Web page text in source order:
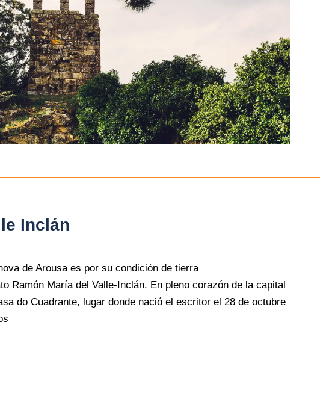
Inclán
de Arousa es por su condición de tierra
Ramón María del Valle-Inclán. En pleno corazón de la capital
do Cuadrante, lugar donde nació el escritor el 28 de octubre